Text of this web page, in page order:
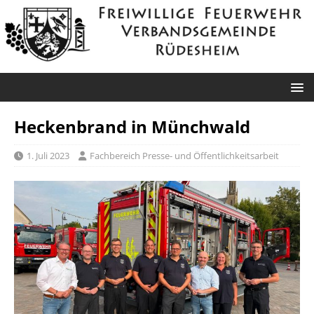
Heckenbrand in Münchwald
1. Juli 2023 Fachbereich Presse- und Öffentlichkeitsarbeit